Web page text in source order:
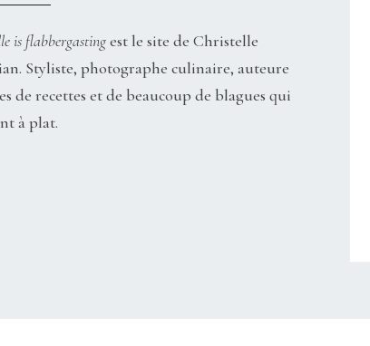
is flabbergastingest le site de Christelle
Styliste, photographe culinaire, auteure
de recettes et de beaucoup de blagues qui
à plat.